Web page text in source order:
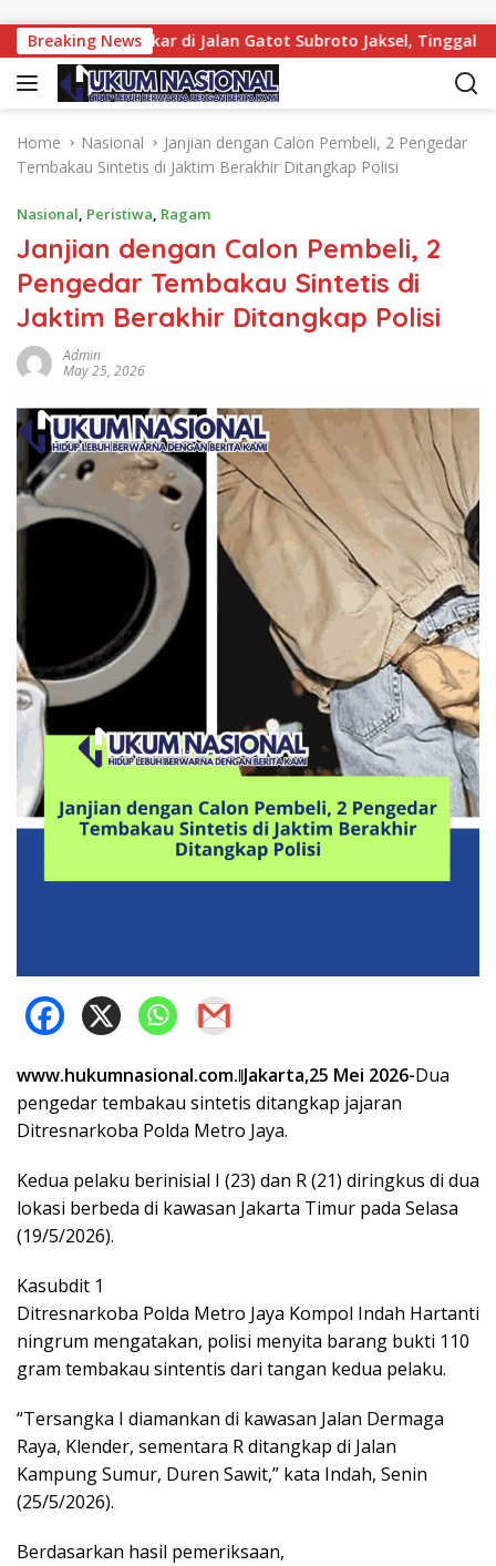
Breaking News
Terbakar di Jalan Gatot Subroto Jaksel, Tinggal Rangka
Home Nasional
Janjian dengan Calon Pembeli, 2 Pengedar
Tembakau Sintetis di Jaktim Berakhir Ditangkap Polisi
Nasional, Peristiwa, Ragam
Janjian dengan Calon Pembeli, 2
Pengedar Tembakau Sintetis di
Jaktim Berakhir Ditangkap Polisi
Admin
May 25, 2026
www.hukumnasional.com.ǁJakarta,25 Mei 2026-Dua
pengedar tembakau sintetis ditangkap jajaran
Ditresnarkoba Polda Metro Jaya.
Kedua pelaku berinisial I (23) dan R (21) diringkus di dua
lokasi berbeda di kawasan Jakarta Timur pada Selasa
(19/5/2026).
Kasubdit 1
Ditresnarkoba Polda Metro Jaya Kompol Indah Hartanti
ningrum mengatakan, polisi menyita barang bukti 110
gram tembakau sintentis dari tangan kedua pelaku.
“Tersangka I diamankan di kawasan Jalan Dermaga
Raya, Klender, sementara R ditangkap di Jalan
Kampung Sumur, Duren Sawit,” kata Indah, Senin
(25/5/2026).
Berdasarkan hasil pemeriksaan,